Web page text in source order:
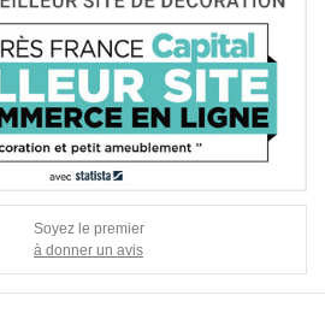
Soyez le premier
à donner un avis